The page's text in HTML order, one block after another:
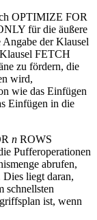
OPTIMIZE FOR
für die äußere
Angabe der Klausel
FETCH
zu fördern, die
wird,
wie das Einfügen
Einfügen in die
n ROWS
Pufferoperationen
abrufen,
liegt daran,
schnellsten
ist, wenn